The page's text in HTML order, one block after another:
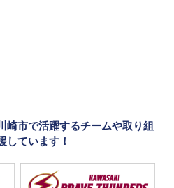
崎市で活躍するチームや取り組
しています！